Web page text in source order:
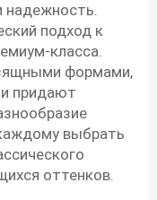
надежность.
подход к
класса.
формами,
придают
выбрать
оттенков.